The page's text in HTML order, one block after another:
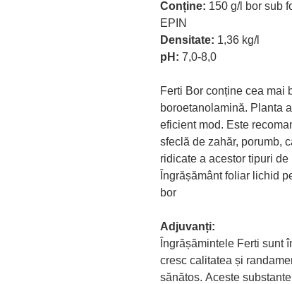
Conține: 150 g/l bor sub
EPIN
Densitate: 1,36 kg/l
pH: 7,0-8,0
Ferti Bor conține cea mai
boroetanolamină. Planta
eficient mod. Este
sfeclă de zahăr, porumb,
ridicate a acestor tipuri
Îngrășământ foliar lichid
bor
Adjuvanți:
Îngrășămintele Ferti sunt
cresc calitatea și
sănătos. Aceste